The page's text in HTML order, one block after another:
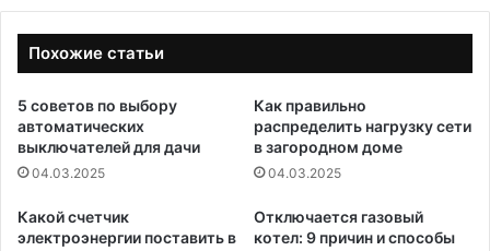
Похожие статьи
5 советов по выбору
автоматических
выключателей для дачи
04.03.2025
Как правильно
распределить нагрузку сети
в загородном доме
04.03.2025
Какой счетчик
электроэнергии поставить в
Отключается газовый
котел: 9 причин и способы